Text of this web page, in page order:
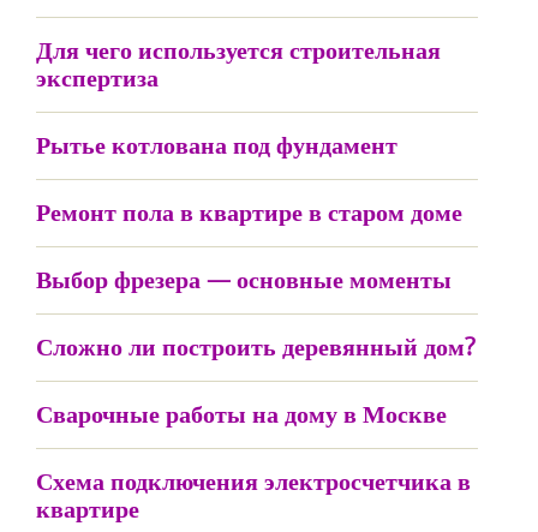
Для чего используется строительная
экспертиза
Рытье котлована под фундамент
Ремонт пола в квартире в старом доме
Выбор фрезера — основные моменты
Сложно ли построить деревянный дом?
Сварочные работы на дому в Москве
Схема подключения электросчетчика в
квартире